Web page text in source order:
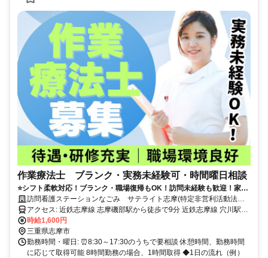
作業療法士 ブランク・実務未経験可・時間曜日相談
⭐️シフト柔軟対応！ブランク・職場復帰もOK！訪問未経験も歓迎！家庭
と仕事の両立をサポートし、無理なく働ける環境です！
訪問看護ステーションなごみ サテライト志摩(特定非営利活動法人
なごみ)
アクセス: 近鉄志摩線 志摩磯部駅から徒歩で9分 近鉄志摩線 穴川駅か
時給1,600円
三重県志摩市
勤務時間・曜日: ⏰8:30～17:30のうちで要相談 休憩時間、勤務時間
に応じて取得可能 8時間勤務の場合、1時間取得 ◆1日の流れ（例）